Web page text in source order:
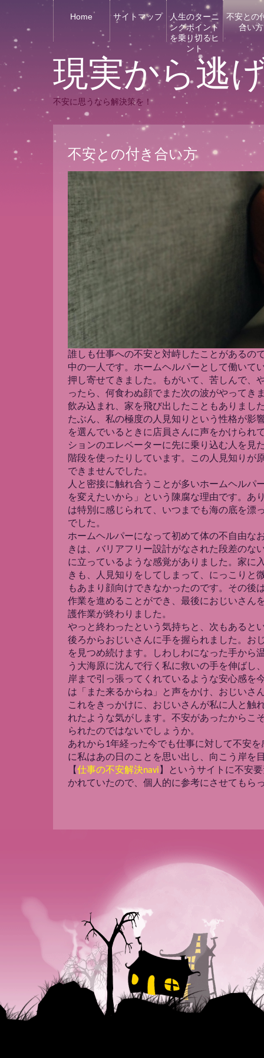
Home サイトマップ
人生のターニ
ングポイント
を乗り切るヒ
ント
不安との
合い方
現実から逃
不安に思うなら解決策を！
不安との付き合い方
誰しも仕事への不安と対峙したことがあるの
中の一人です。ホームヘルパーとして働いて
押し寄せてきました。もがいて、苦しんで、
ったら、何食わぬ顔でまた次の波がやってき
飲み込まれ、家を飛び出したこともありまし
たぶん、私の極度の人見知りという性格が影
を選んでいるときに店員さんに声をかけられ
ションのエレベーターに先に乗り込む人を見
階段を使ったりしています。この人見知りが
できませんでした。
人と密接に触れ合うことが多いホームヘルパ
を変えたいから」という陳腐な理由です。あ
は特別に感じられて、いつまでも海の底を漂
でした。
ホームヘルパーになって初めて体の不自由な
きは、バリアフリー設計がなされた段差のな
に立っているような感覚がありました。家に
きも、人見知りをしてしまって、にっこりと
もあまり顔向けできなかったのです。その後
作業を進めることができ、最後におじいさん
護作業が終わりました。
やっと終わったという気持ちと、次もあると
後ろからおじいさんに手を握られました。お
を見つめ続けます。しわしわになった手から
う大海原に沈んで行く私に救いの手を伸ばし
岸まで引っ張ってくれているような安心感を
は「また来るからね」と声をかけ、おじいさ
これをきっかけに、おじいさんが私に人と触
れたような気がします。不安があったからこ
られたのではないでしょうか。
あれから1年経った今でも仕事に対して不安
に私はあの日のことを思い出し、向こう岸を
【仕事の不安解決navi 】というサイトに不安
かれていたので、個人的に参考にさせてもら